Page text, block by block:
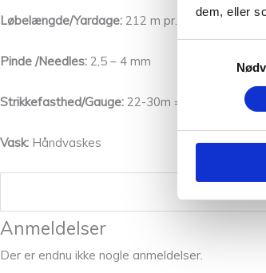
dem, eller
Løbelængde/Yardage: 212 m pr. 25 g/232
Pinde /Needles: 2,5 – 4 mm
Strikkefasthed/Gauge: 22-30m = 10cm
Vask: Håndvaskes
Anmeldelser
Der er endnu ikke nogle anmeldelser.